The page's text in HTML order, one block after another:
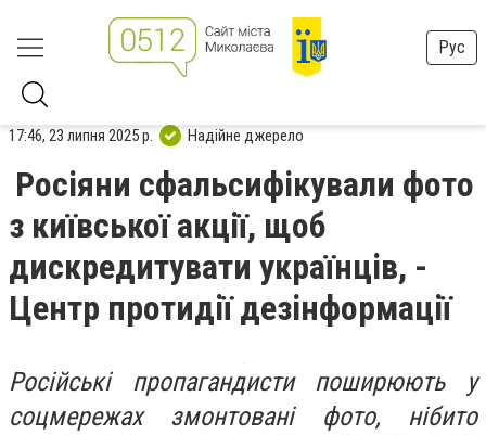
Рус
17:46, 23 липня 2025 р. Надійне джерело
Росіяни сфальсифікували фото
з київської акції, щоб
дискредитувати українців, -
Центр протидії дезінформації
Російські пропагандисти поширюють у
соцмережах змонтовані фото, нібито